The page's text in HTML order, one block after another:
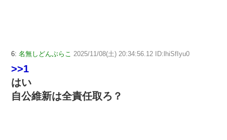
6: 名無しどんぶらこ 2025/11/08(土) 20:34:56.12 ID:lhiSfIyu0
>>1
はい
自公維新は全責任取ろ？